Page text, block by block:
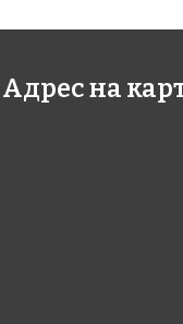
2153 руб./м²
Rose WN 62
Адрес на